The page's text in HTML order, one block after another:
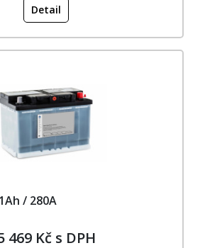
Detail
/ 280A
469 Kč s DPH